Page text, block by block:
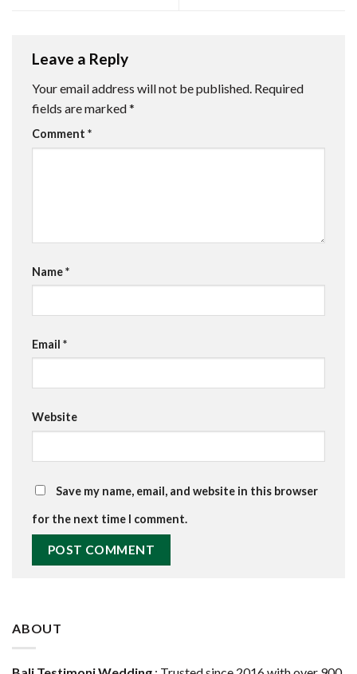
Leave a Reply
Your email address will not be published. Required
fields are marked*
Comment *
Name*
Email *
Website
Save my name, email, and website in this browser
for the next time I comment.
ABOUT